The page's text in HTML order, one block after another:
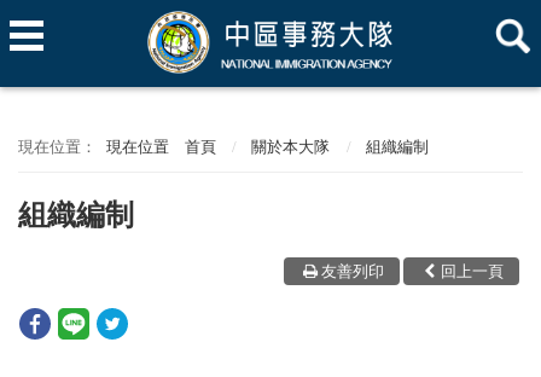
現在位置 首頁 關於本大隊 組織編制
組織編制
回上一頁
友善列印